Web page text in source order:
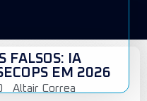
FALSOS: IA
EM 2026
Altair Correa